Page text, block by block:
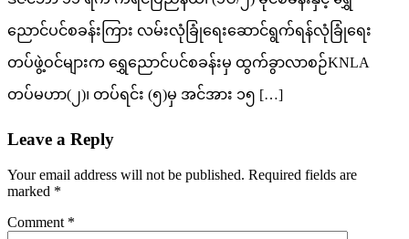
ညောင်ပင်စခန်းကြား လမ်းလုံခြုံရေးဆောင်ရွက်ရန်လုံခြုံရေး
တပ်ဖွဲ့ဝင်များက ရွှေညောင်ပင်စခန်းမှ ထွက်ခွာလာစဉ်KNLA
တပ်မဟာ(၂)၊ တပ်ရင်း (၅)မှ အင်အား ၁၅ […]
Leave a Reply
Your email address will not be published. Required fields are
marked *
Comment *